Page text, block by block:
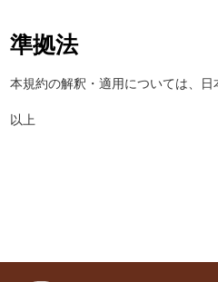
準拠法
本規約の解釈・適用については、日
以上